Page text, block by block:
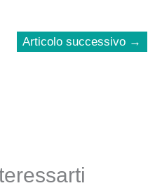
Articolo successivo →